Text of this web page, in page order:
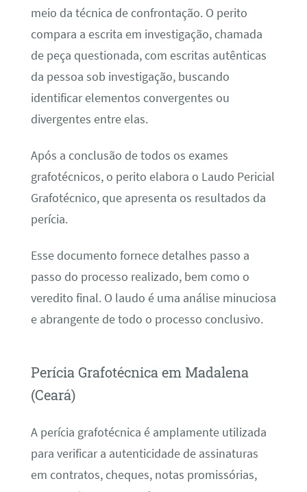
meio da técnica de confrontação. O perito
compara a escrita em investigação, chamada
de peça questionada, com escritas autênticas
da pessoa sob investigação, buscando
identificar elementos convergentes ou
divergentes entre elas.
Após a conclusão de todos os exames
grafotécnicos, o perito elabora o Laudo Pericial
Grafotécnico, que apresenta os resultados da
perícia.
Esse documento fornece detalhes passo a
passo do processo realizado, bem como o
veredito final. O laudo é uma análise minuciosa
e abrangente de todo o processo conclusivo.
Perícia Grafotécnica em Madalena
(Ceará)
A perícia grafotécnica é amplamente utilizada
para verificar a autenticidade de assinaturas
em contratos, cheques, notas promissórias,